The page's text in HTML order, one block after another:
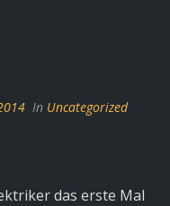
In Uncategorized
das erste Mal